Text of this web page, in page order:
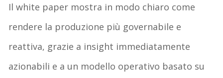
Il white paper mostra in modo chiaro come
rendere la produzione più governabile e
reattiva, grazie a insight immediatamente
azionabili e a un modello operativo basato su